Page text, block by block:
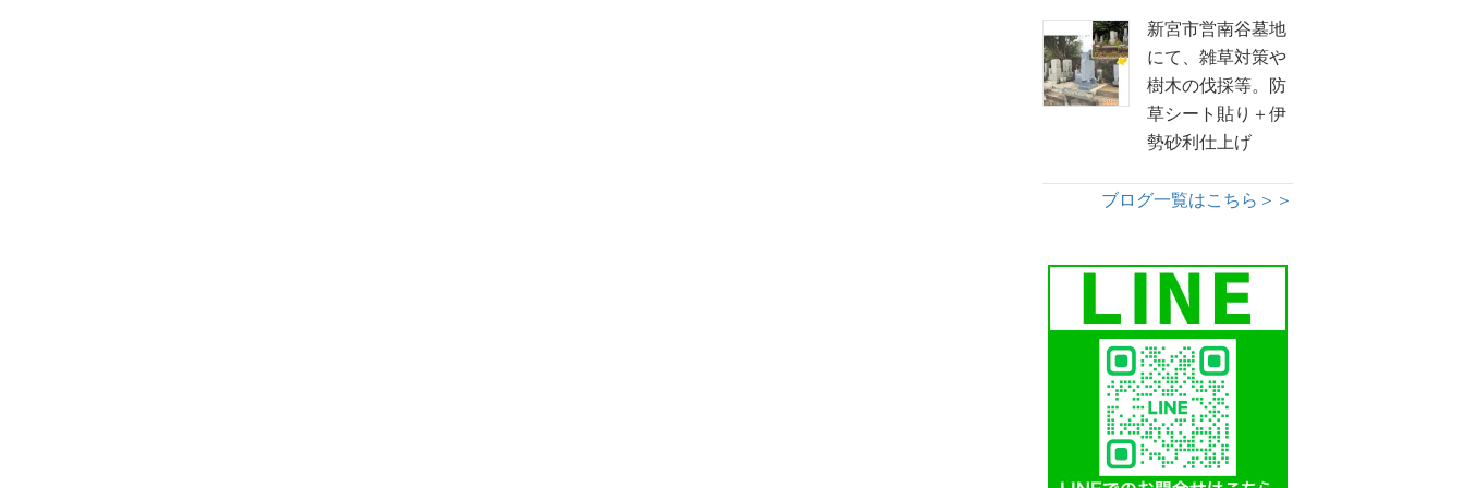
新宮市営南谷墓地
にて、雑草対策や
樹木の伐採等。防
草シート貼り＋伊
勢砂利仕上げ
ブログ一覧はこちら＞＞